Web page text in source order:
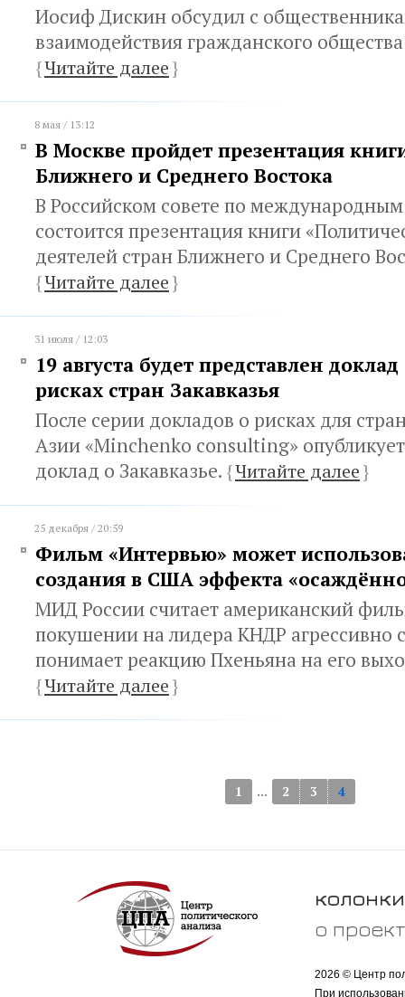
Иосиф Дискин обсудил с
взаимодействия гражданского общества
{Читайте далее}
8 мая / 13:12
В Москве пройдет презентация
Ближнего и Среднего Востока
В Российском совете по
состоится презентация книги
деятелей стран Ближнего и Среднего
{Читайте далее}
31 июля / 12:03
19 августа будет представлен
рисках стран Закавказья
После серии докладов о рисках для
Азии «Minchenko consulting»
доклад о Закавказье. {Читайте далее}
25 декабря / 20:59
Фильм «Интервью» может
создания в США эффекта
МИД России считает американский
покушении на лидера КНДР агрессивно
понимает реакцию Пхеньяна на его
{Читайте далее}
1 ... 2 3 4
колонки
о
2026 © Центр
При